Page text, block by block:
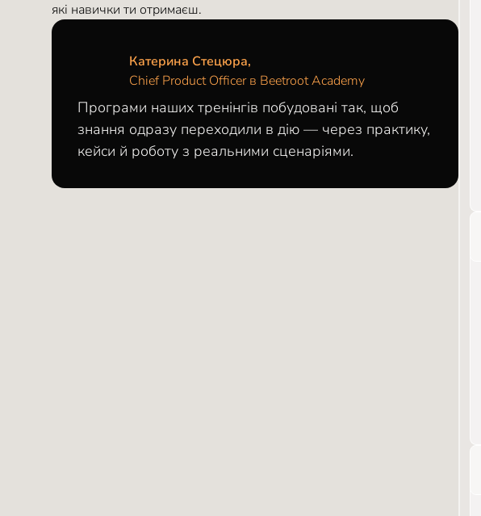
які навички ти отримаєш.
Катерина Стецюра,
Chief Product Officer в Beetroot Academy
Програми наших тренінгів побудовані так, щоб
знання одразу переходили в дію — через практику,
кейси й роботу з реальними сценаріями.